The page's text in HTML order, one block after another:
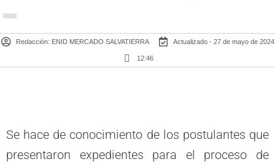
Redacción: ENID MERCADO SALVATIERRA Actualizado - 27 de mayo de 2024
12:46
Se hace de conocimiento de los postulantes que
presentaron expedientes para el proceso de